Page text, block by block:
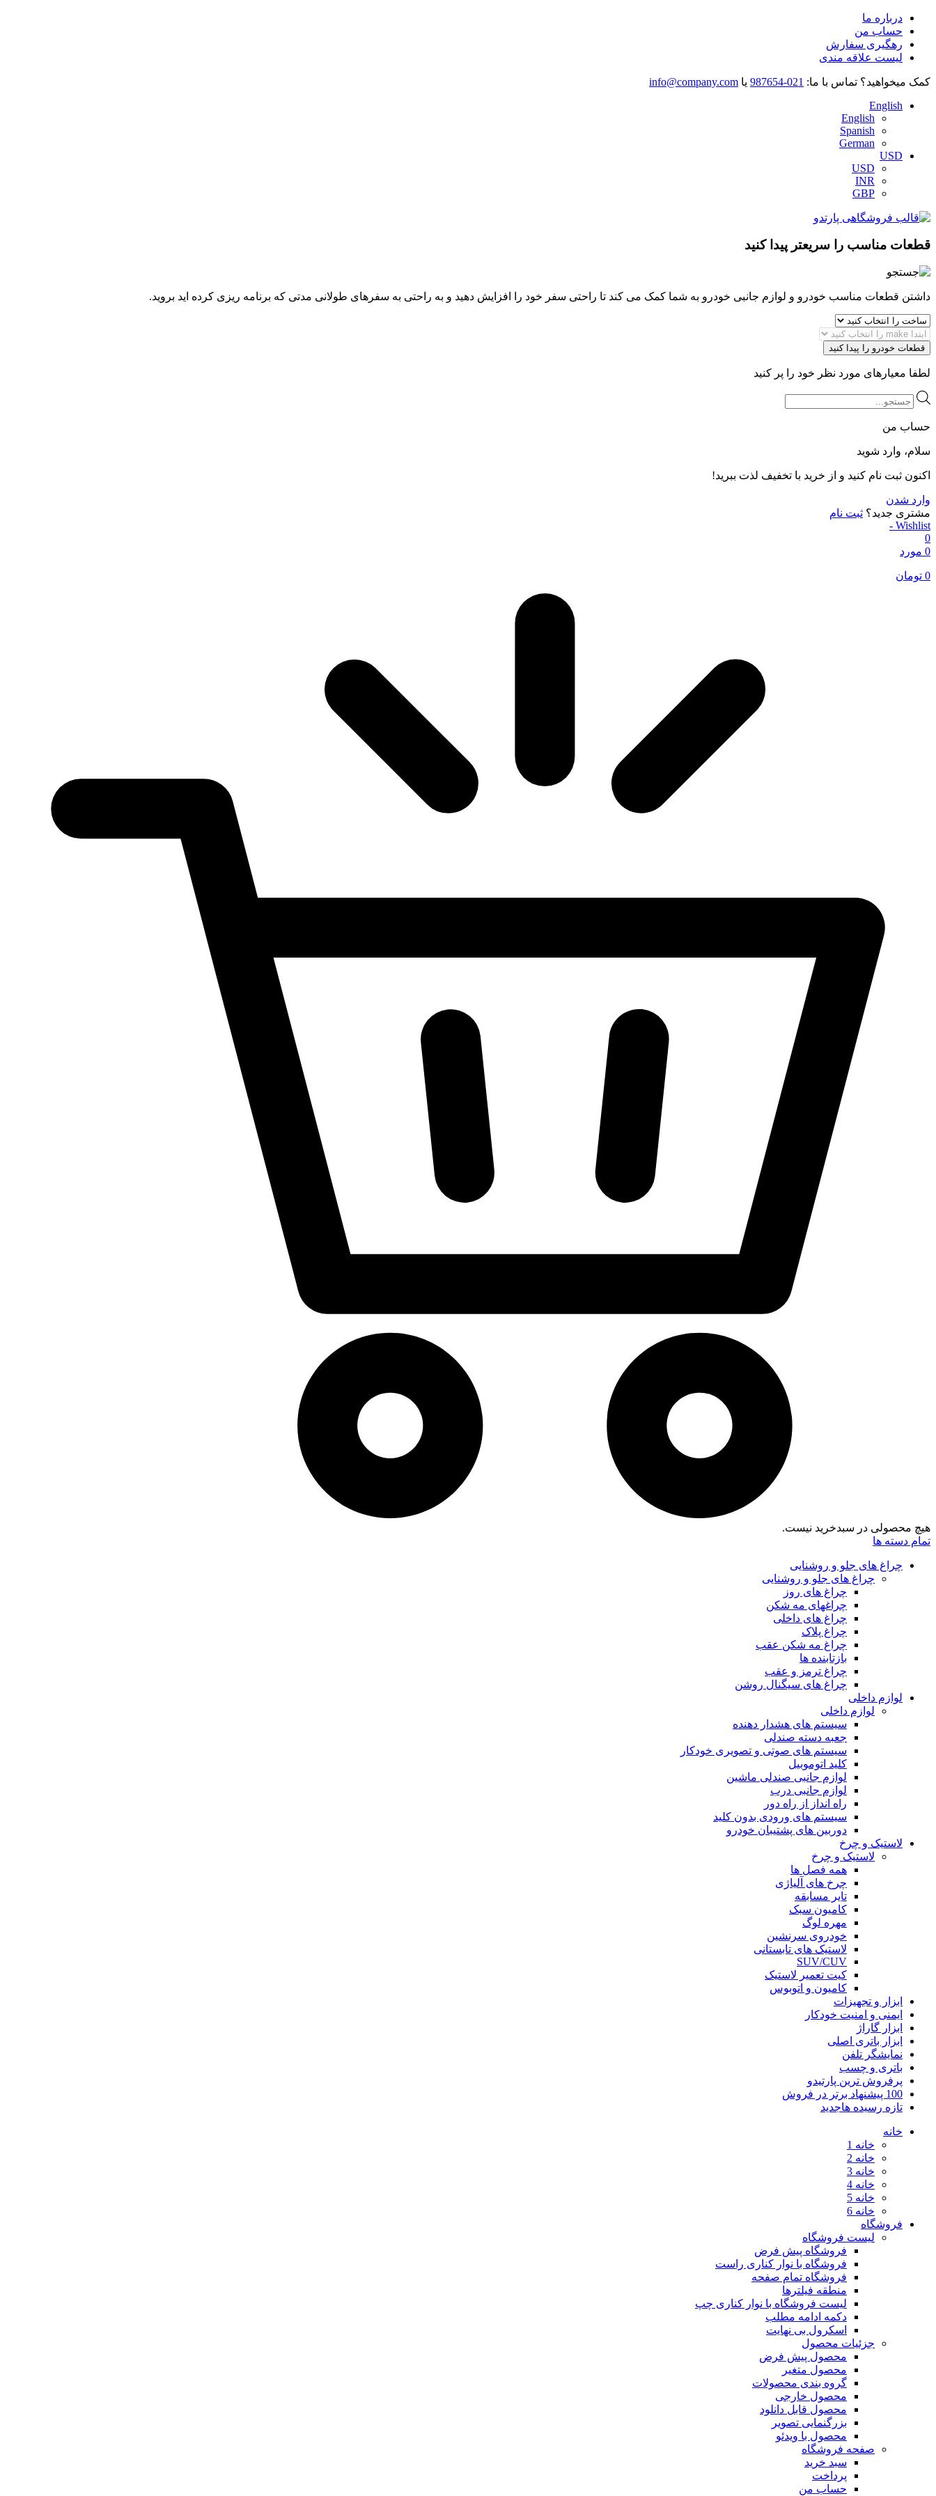
درباره ما
حساب من
رهگیری سفارش
لیست علاقه مندی
کمک میخواهید؟ تماس با ما: 021-987654 یا info@company.com
English
English
Spanish
German
USD
USD
INR
GBP
قطعات مناسب را سریعتر پیدا کنید
داشتن قطعات مناسب خودرو و لوازم جانبی خودرو به شما کمک می کند تا راحتی سفر خود را افزایش دهید و به راحتی به سفرهای طولانی مدتی که برنامه ریزی کرده اید بروید.
قطعات خودرو را پیدا کنید
لطفا معیارهای مورد نظر خود را پر کنید
Products
search
حساب من
سلام، وارد شوید
اکنون ثبت نام کنید و از خرید با تخفیف لذت ببرید!
وارد شدن
مشتری جدید؟ ثبت نام
Wishlist -
0
0 مورد
0 تومان
هیچ محصولی در سبدخرید نیست.
تمام دسته ها
چراغ های جلو و روشنایی
چراغ های جلو و روشنایی
چراغ های روز
چراغهای مه شکن
چراغ های داخلی
چراغ پلاک
چراغ مه شکن عقب
بازتابنده ها
چراغ ترمز و عقب
چراغ های سیگنال روشن
لوازم داخلی
لوازم داخلی
سیستم های هشدار دهنده
جعبه دسته صندلی
سیستم های صوتی و تصویری خودکار
کلید اتوموبیل
لوازم جانبی صندلی ماشین
لوازم جانبی درب
راه انداز از راه دور
سیستم های ورودی بدون کلید
دوربین های پشتیبان خودرو
لاستیک و چرخ
لاستیک و چرخ
همه فصل ها
چرخ های آلیاژی
تایر مسابقه
کامیون سبک
مهره لوگ
خودروی سرنشین
لاستیک های تابستانی
SUV/CUV
کیت تعمیر لاستیک
کامیون و اتوبوس
ابزار و تجهیزات
ایمنی و امنیت خودکار
ابزار گاراژ
ابزار باتری اصلی
نمایشگر تلفن
باتری و چسب
پرفروش ترین پارتیدو
100 پیشنهاد برتر در فروش
تازه رسیده هاجدید
خانه
خانه 1
خانه 2
خانه 3
خانه 4
خانه 5
خانه 6
فروشگاه
لیست فروشگاه
فروشگاه پیش فرض
فروشگاه با نوار کناری راست
فروشگاه تمام صفحه
منطقه فیلترها
لیست فروشگاه با نوار کناری چپ
دکمه ادامه مطلب
اسکرول بی نهایت
جزئیات محصول
محصول پیش فرض
محصول متغیر
گروه بندی محصولات
محصول خارجی
محصول قابل دانلود
بزرگنمایی تصویر
محصول با ویدئو
صفحه فروشگاه
سبد خرید
پرداخت
حساب من